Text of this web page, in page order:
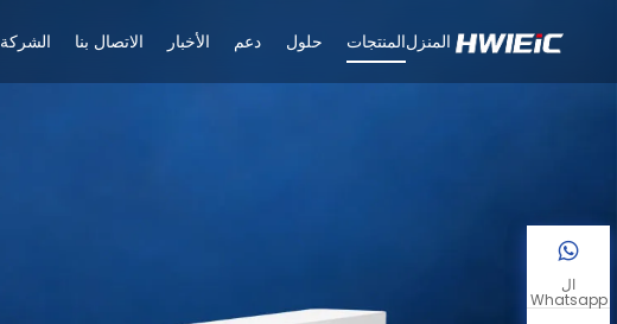
المنزلالمنتجات حلول دعم الأخبار الاتصال بنا الشركة
ال
Whatsapp